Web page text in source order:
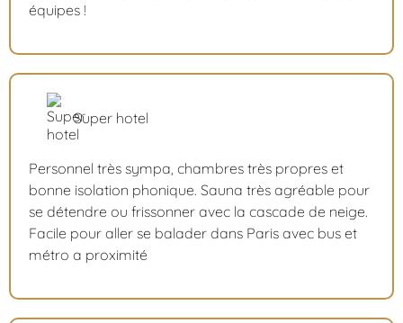
équipes !
Super hotel
Personnel très sympa, chambres très propres et
bonne isolation phonique. Sauna très agréable pour
se détendre ou frissonner avec la cascade de neige.
Facile pour aller se balader dans Paris avec bus et
métro a proximité